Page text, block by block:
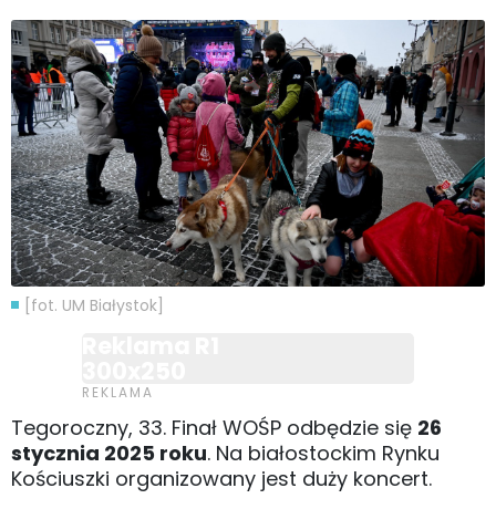
[fot. UM Białystok]
Tegoroczny, 33. Finał WOŚP odbędzie się 26
stycznia 2025 roku. Na białostockim Rynku
Kościuszki organizowany jest duży koncert.